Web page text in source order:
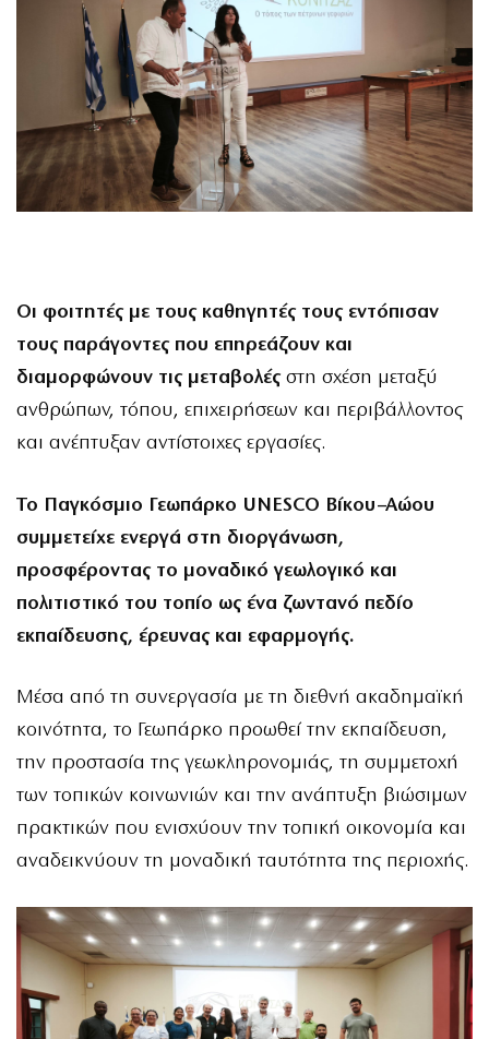
Οι φοιτητές με τους καθηγητές τους εντόπισαν
τους παράγοντες που επηρεάζουν και
διαμορφώνουν τις μεταβολές στη σχέση μεταξύ
ανθρώπων, τόπου, επιχειρήσεων και περιβάλλοντος
και ανέπτυξαν αντίστοιχες εργασίες.
Το Παγκόσμιο Γεωπάρκο UNESCO Βίκου–Αώου
συμμετείχε ενεργά στη διοργάνωση,
προσφέροντας το μοναδικό γεωλογικό και
πολιτιστικό του τοπίο ως ένα ζωντανό πεδίο
εκπαίδευσης, έρευνας και εφαρμογής.
Μέσα από τη συνεργασία με τη διεθνή ακαδημαϊκή
κοινότητα, το Γεωπάρκο προωθεί την εκπαίδευση,
την προστασία της γεωκληρονομιάς, τη συμμετοχή
των τοπικών κοινωνιών και την ανάπτυξη βιώσιμων
πρακτικών που ενισχύουν την τοπική οικονομία και
αναδεικνύουν τη μοναδική ταυτότητα της περιοχής.